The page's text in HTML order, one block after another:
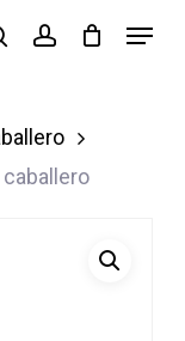
searchaccount
Menu